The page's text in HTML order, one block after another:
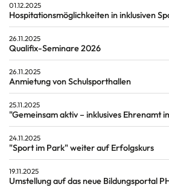
01.12.2025
Hospitationsmöglichkeiten in inklusiven
26.11.2025
Qualifix-Seminare 2026
26.11.2025
Anmietung von Schulsporthallen
25.11.2025
"Gemeinsam aktiv – inklusives Ehrenamt
24.11.2025
"Sport im Park" weiter auf Erfolgskurs
19.11.2025
Umstellung auf das neue Bildungsportal